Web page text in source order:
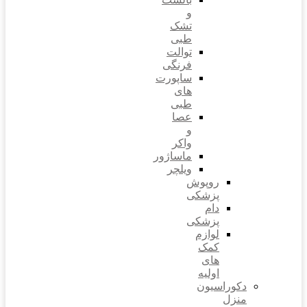
توالت
فرنگی
ساپورت
عصا
ماساژور
ویلچر
روپوش
پزشکی
دام
پزشکی
لوازم
دکوراسیون
منزل